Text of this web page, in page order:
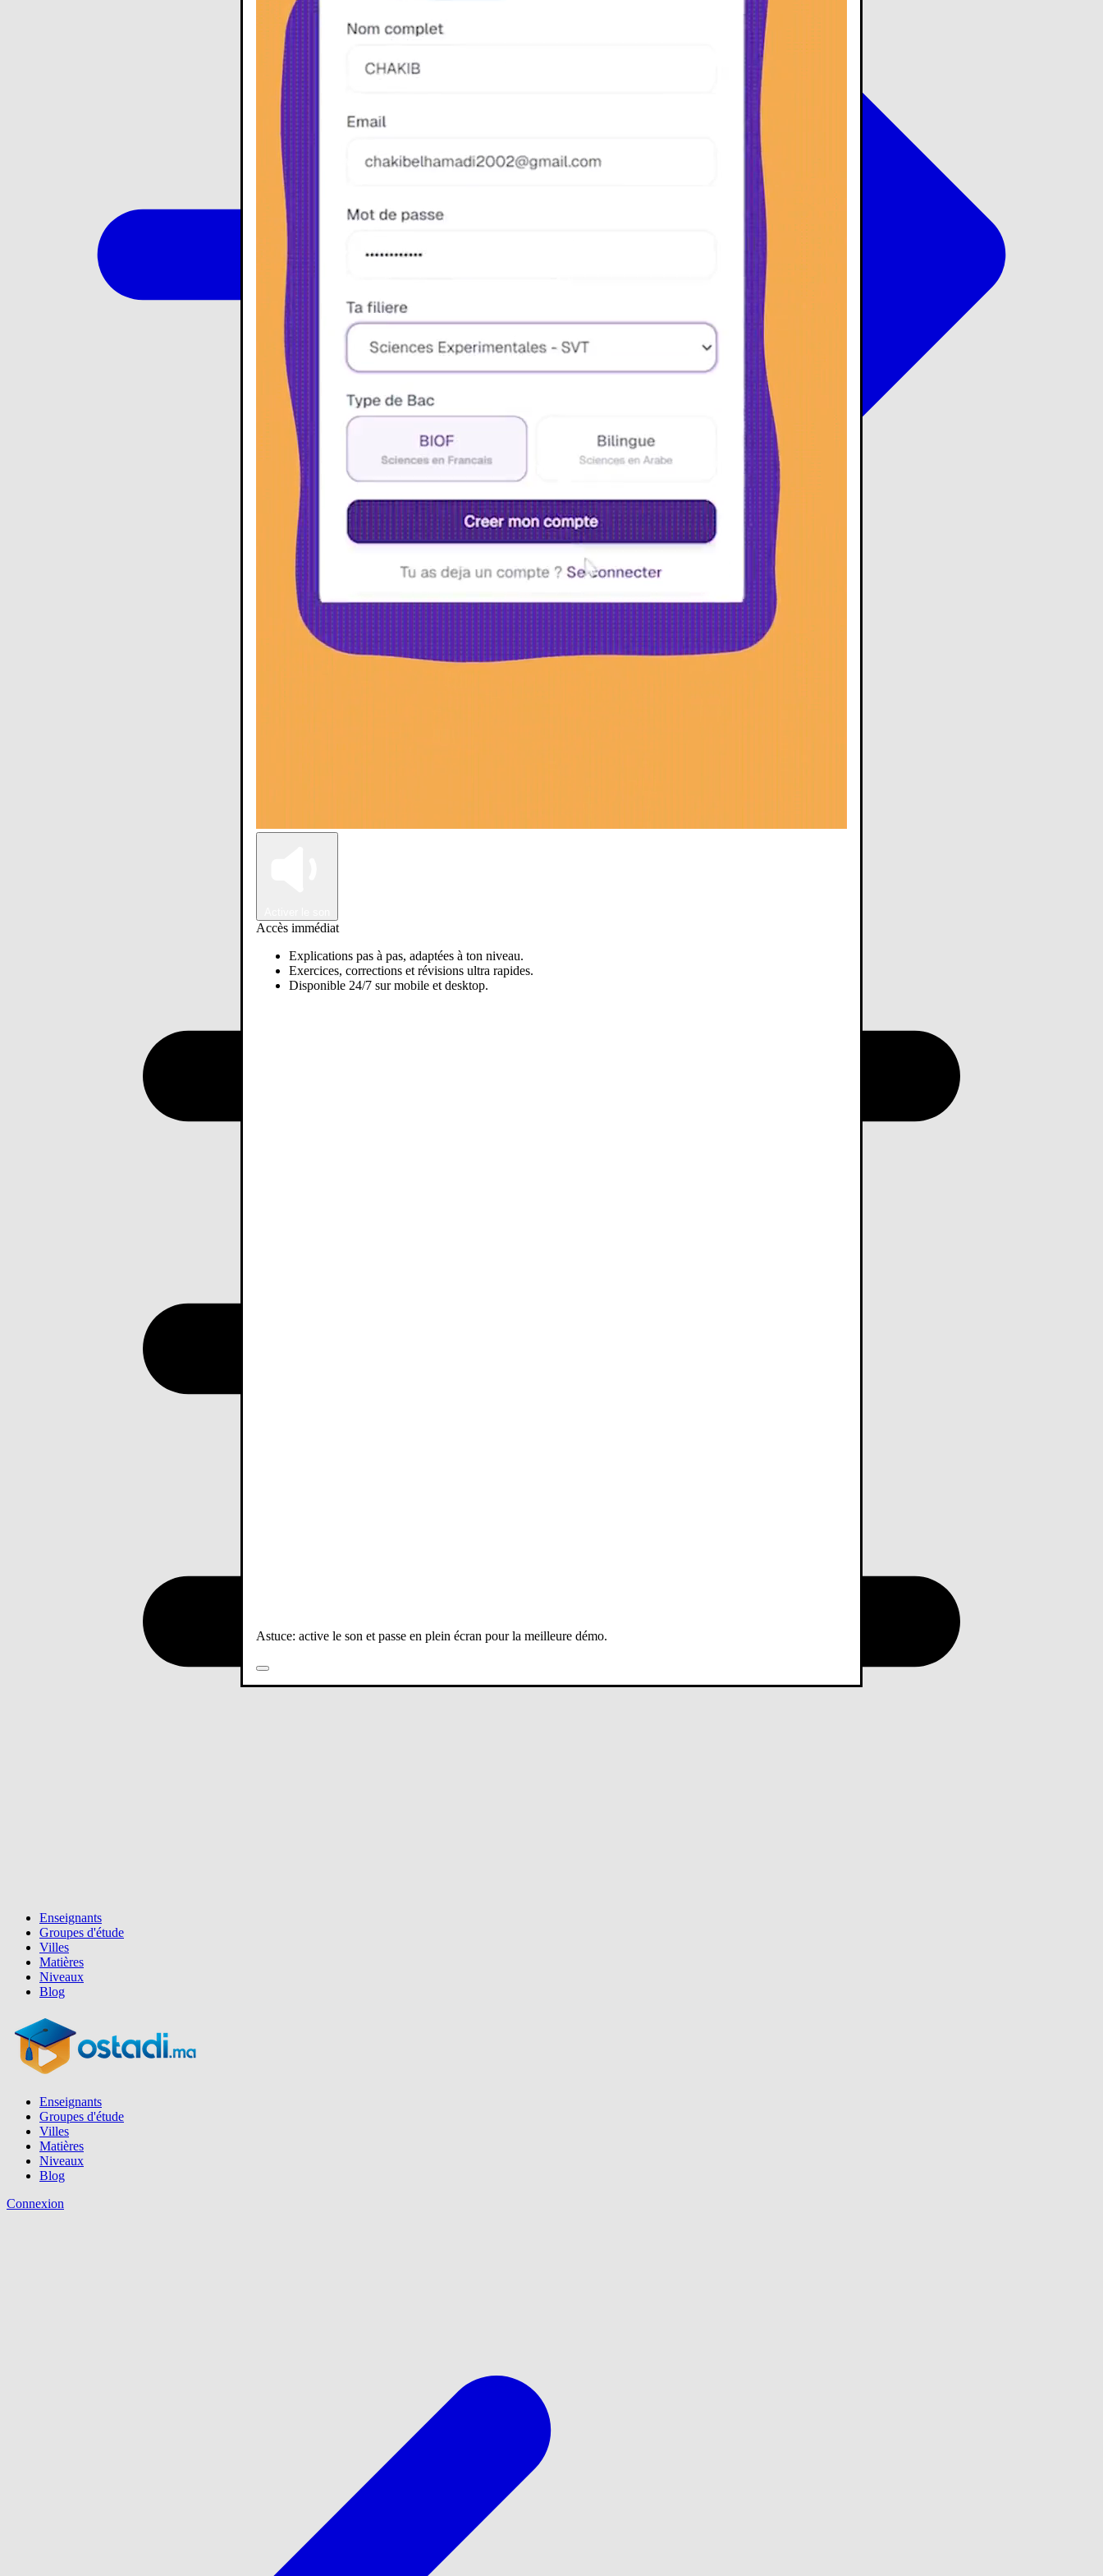
Enseignants
Groupes d'étude
Villes
Matières
Niveaux
Blog
Enseignants
Groupes d'étude
Villes
Matières
Niveaux
Blog
Connexion
Accès immédiat
Explications pas à pas, adaptées à ton niveau.
Exercices, corrections et révisions ultra rapides.
Disponible 24/7 sur mobile et desktop.
Astuce: active le son et passe en plein écran pour la meilleure démo.